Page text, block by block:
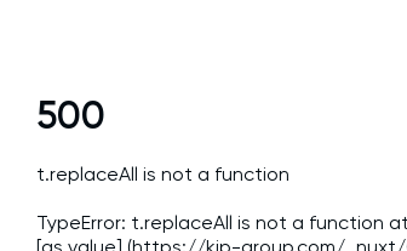
Бетонные заводы (БСУ, РБУ)
500
t.replaceAll is not a function
TypeError: t.replaceAll is not a function